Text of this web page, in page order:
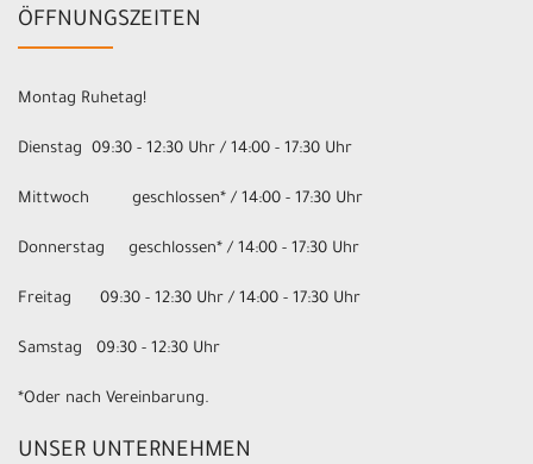
ÖFFNUNGSZEITEN
Montag Ruhetag!
Dienstag 09:30 - 12:30 Uhr / 14:00 - 17:30 Uhr
Mittwoch geschlossen* / 14:00 - 17:30 Uhr
Donnerstag geschlossen* / 14:00 - 17:30 Uhr
Freitag 09:30 - 12:30 Uhr / 14:00 - 17:30 Uhr
Samstag 09:30 - 12:30 Uhr
*Oder nach Vereinbarung.
UNSER UNTERNEHMEN